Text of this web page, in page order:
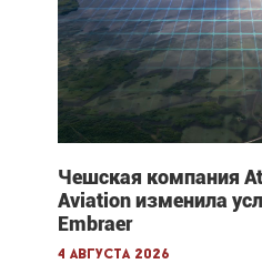
Чешская компания
Aviation изменила
Embraer
4 августа 2026